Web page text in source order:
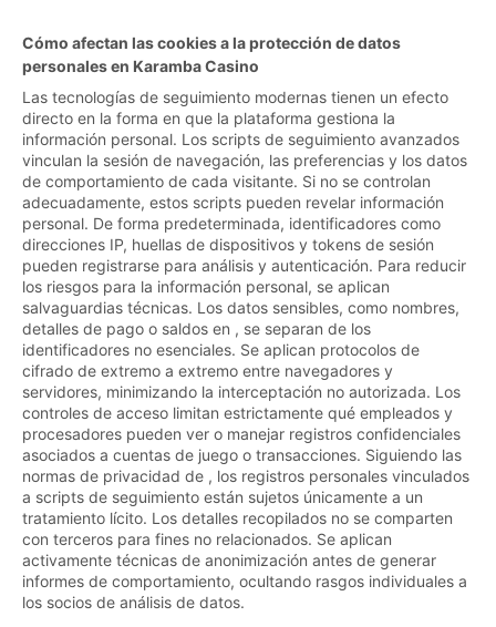
Cómo afectan las cookies a la protección de datos
personales en Karamba Casino
Las tecnologías de seguimiento modernas tienen un efecto
directo en la forma en que la plataforma gestiona la
información personal. Los scripts de seguimiento avanzados
vinculan la sesión de navegación, las preferencias y los datos
de comportamiento de cada visitante. Si no se controlan
adecuadamente, estos scripts pueden revelar información
personal. De forma predeterminada, identificadores como
direcciones IP, huellas de dispositivos y tokens de sesión
pueden registrarse para análisis y autenticación. Para reducir
los riesgos para la información personal, se aplican
salvaguardias técnicas. Los datos sensibles, como nombres,
detalles de pago o saldos en , se separan de los
identificadores no esenciales. Se aplican protocolos de
cifrado de extremo a extremo entre navegadores y
servidores, minimizando la interceptación no autorizada. Los
controles de acceso limitan estrictamente qué empleados y
procesadores pueden ver o manejar registros confidenciales
asociados a cuentas de juego o transacciones. Siguiendo las
normas de privacidad de , los registros personales vinculados
a scripts de seguimiento están sujetos únicamente a un
tratamiento lícito. Los detalles recopilados no se comparten
con terceros para fines no relacionados. Se aplican
activamente técnicas de anonimización antes de generar
informes de comportamiento, ocultando rasgos individuales a
los socios de análisis de datos.